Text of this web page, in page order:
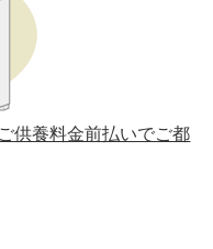
月16日(木)
月27日
月5日
28日
養料金前払いでご都